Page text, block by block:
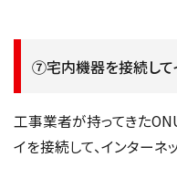
⑦宅内機器を接続して
工事業者が持ってきた
イを接続して、インターネ